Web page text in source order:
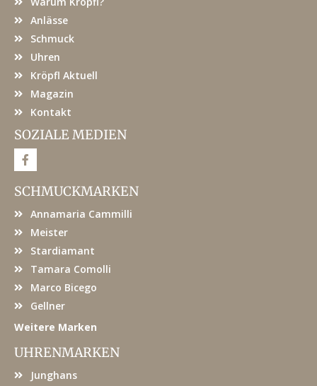
Anlässe
Schmuck
Uhren
Kröpfl Aktuell
Magazin
Kontakt
SOZIALE MEDIEN
F
a
e
b
o
SCHMUCKMARKEN
Annamaria Cammilli
Meister
Stardiamant
Tamara Comolli
Marco Bicego
Gellner
Weitere Marken
UHRENMARKEN
Junghans